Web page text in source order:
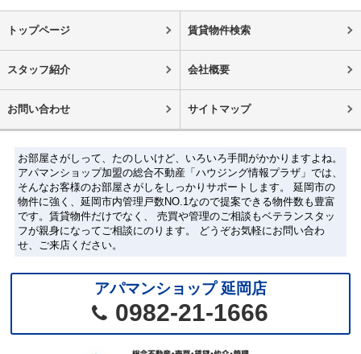
トップページ 賃貸物件検索
スタッフ紹介 会社概要
お問い合わせ サイトマップ
お部屋さがしって、たのしいけど、いろいろ手間がかかりますよね。
アパマンショップ加盟の総合不動産「ハウジング情報プラザ」では、
そんなお客様のお部屋さがしをしっかりサポートします。 延岡市の
物件に強く、延岡市内管理戸数NO.1なので提案できる物件数も豊富
です。賃貸物件だけでなく、 売買や管理のご相談もベテランスタッ
フが親身になってご相談にのります。 どうぞお気軽にお問い合わ
せ、ご来店ください。
アパマンショップ 延岡店
0982-21-1666